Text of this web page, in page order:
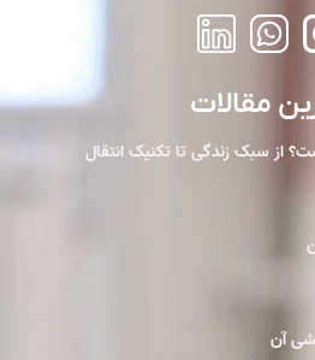
مقالات
از سبک زندگی تا تکنیک انتقال
آن